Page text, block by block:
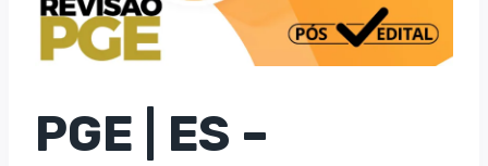
PGE | ES –